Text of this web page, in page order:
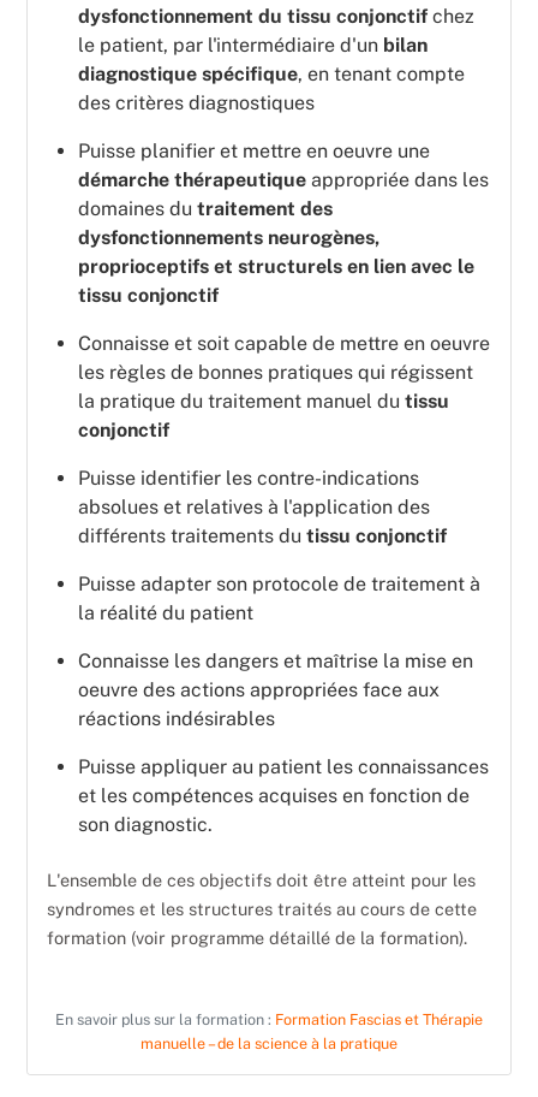
dysfonctionnement du tissu conjonctif chez
le patient, par l'intermédiaire d'un bilan
diagnostique spécifique, en tenant compte
des critères diagnostiques
Puisse planifier et mettre en oeuvre une
démarche thérapeutique appropriée dans les
domaines du traitement des
dysfonctionnements neurogènes,
proprioceptifs et structurels en lien avec le
tissu conjonctif
Connaisse et soit capable de mettre en oeuvre
les règles de bonnes pratiques qui régissent
la pratique du traitement manuel du tissu
conjonctif
Puisse identifier les contre-indications
absolues et relatives à l'application des
différents traitements du tissu conjonctif
Puisse adapter son protocole de traitement à
la réalité du patient
Connaisse les dangers et maîtrise la mise en
oeuvre des actions appropriées face aux
réactions indésirables
Puisse appliquer au patient les connaissances
et les compétences acquises en fonction de
son diagnostic.
L'ensemble de ces objectifs doit être atteint pour les
syndromes et les structures traités au cours de cette
formation (voir programme détaillé de la formation).
En savoir plus sur la formation : Formation Fascias et Thérapie
manuelle – de la science à la pratique